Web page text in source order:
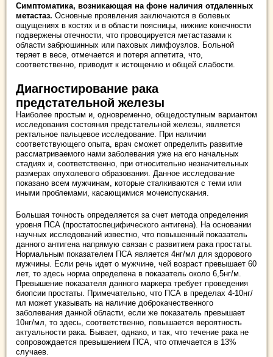
Симптоматика, возникающая на фоне наличия отдаленных
метастаз. Основные проявления заключаются в болевых
ощущениях в костях и в области поясницы, нижние конечности
подвержены отечности, что провоцируется метастазами к
области забрюшинных или паховых лимфоузлов. Больной
теряет в весе, отмечается и потеря аппетита, что,
соответственно, приводит к истощению и общей слабости.
Диагностирование рака
предстательной железы
Наиболее простым и, одновременно, общедоступным вариантом
исследования состояния предстательной железы, является
ректальное пальцевое исследование. При наличии
соответствующего опыта, врач сможет определить развитие
рассматриваемого нами заболевания уже на его начальных
стадиях и, соответственно, при относительно незначительных
размерах опухолевого образования. Данное исследование
показано всем мужчинам, которые сталкиваются с теми или
иными проблемами, касающимися мочеиспускания.
Большая точность определяется за счет метода определения
уровня ПСА (простатоспецифического антигена). На основании
научных исследований известно, что повышенный показатель
данного антигена напрямую связан с развитием рака простаты.
Нормальным показателем ПСА является 4нг/мл для здорового
мужчины. Если речь идет о мужчине, чей возраст превышает 60
лет, то здесь норма определена в показатель около 6,5нг/м.
Превышение показателя данного маркера требует проведения
биопсии простаты. Примечательно, что ПСА в пределах 4-10нг/
мл может указывать на наличие доброкачественного
заболевания данной области, если же показатель превышает
10нг/мл, то здесь, соответственно, повышается вероятность
актуальности рака. Бывает, однако, и так, что течение рака не
сопровождается превышением ПСА, что отмечается в 13%
случаев.